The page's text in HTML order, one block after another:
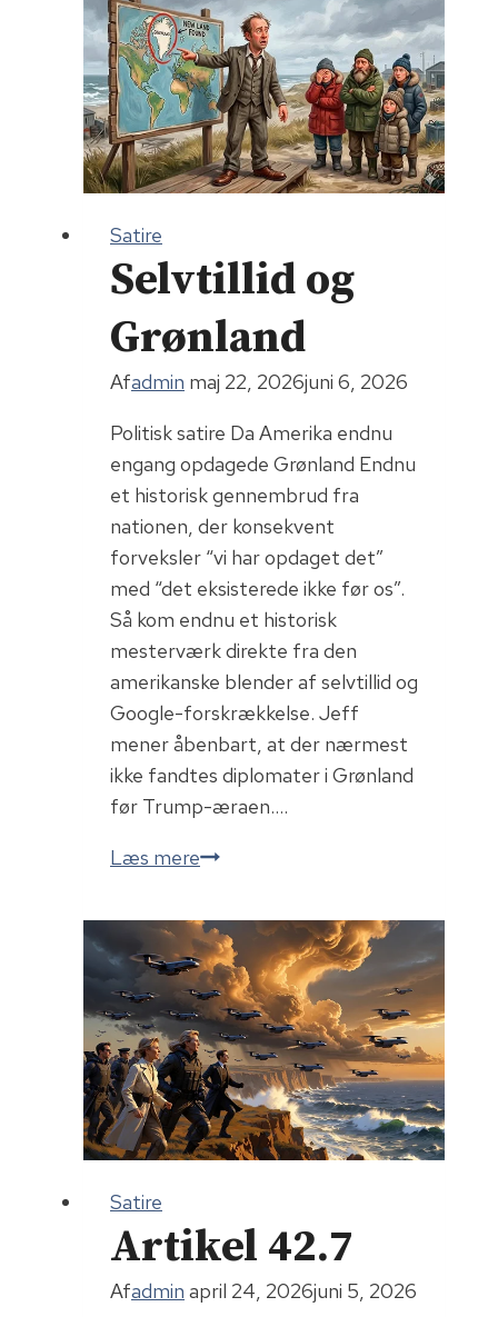
Satire
Selvtillid og
Grønland
Afadmin maj 22, 2026juni 6, 2026
Politisk satire Da Amerika endnu
engang opdagede Grønland Endnu
et historisk gennembrud fra
nationen, der konsekvent
forveksler “vi har opdaget det”
med “det eksisterede ikke før os”.
Så kom endnu et historisk
mesterværk direkte fra den
amerikanske blender af selvtillid og
Google-forskrækkelse. Jeff
mener åbenbart, at der nærmest
ikke fandtes diplomater i Grønland
før Trump-æraen….
Læs mereSelvtillid
Grønland
Satire
Artikel 42.7
Afadmin april 24, 2026juni 5, 2026